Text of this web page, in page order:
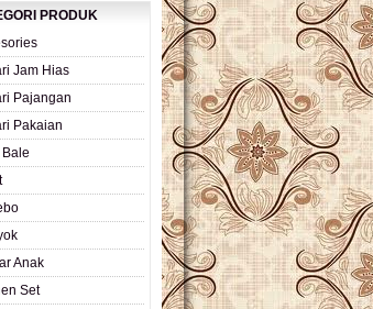
PRODUK
Jam Hias
Pajangan
Pakaian
Bale
Anak
Set